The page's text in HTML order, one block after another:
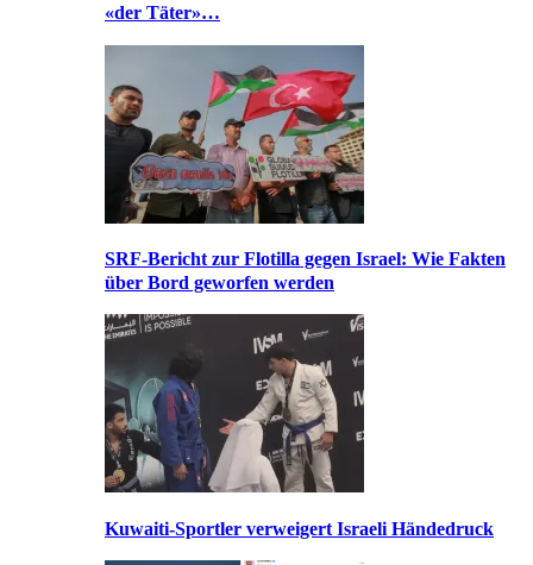
«der Täter»…
SRF-Bericht zur Flotilla gegen Israel: Wie Fakten
über Bord geworfen werden
Kuwaiti-Sportler verweigert Israeli Händedruck